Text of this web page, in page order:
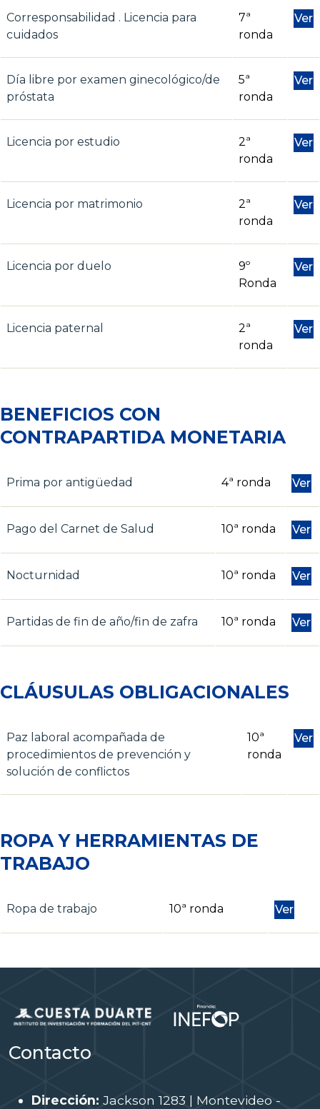
Corresponsabilidad . Licencia para
cuidados
7ª
ronda
Ver
Día libre por examen ginecológico/de
próstata
5ª
ronda
Ver
Licencia por estudio
2ª
ronda
Ver
Licencia por matrimonio
2ª
ronda
Ver
Licencia por duelo
9º
Ronda
Ver
Licencia paternal
2ª
ronda
Ver
BENEFICIOS CON
CONTRAPARTIDA MONETARIA
Prima por antigüedad 4ª ronda Ver
Pago del Carnet de Salud 10ª ronda Ver
Nocturnidad 10ª ronda Ver
Partidas de fin de año/fin de zafra 10ª ronda Ver
CLÁUSULAS OBLIGACIONALES
Paz laboral acompañada de
procedimientos de prevención y
solución de conflictos
10ª
ronda
Ver
ROPA Y HERRAMIENTAS DE
TRABAJO
Ropa de trabajo 10ª ronda Ver
Contacto
Dirección: Jackson 1283 | Montevideo -